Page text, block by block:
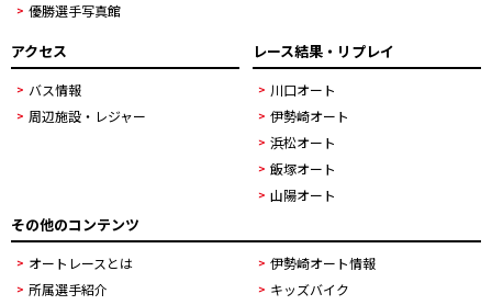
優勝選手写真館
アクセス
バス情報
周辺施設・レジャー
レース結果・リプレイ
川口オート
伊勢崎オート
浜松オート
飯塚オート
山陽オート
その他のコンテンツ
オートレースとは
伊勢崎オート情報
所属選手紹介
キッズバイク